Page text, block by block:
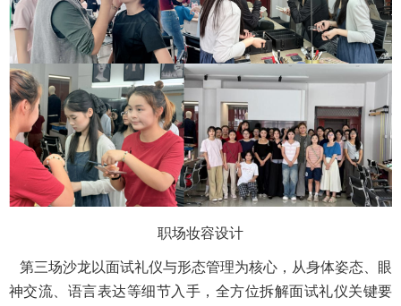
职场妆容设计
第三场沙龙以面试礼仪与形态管理为核心，从身体姿态、眼
神交流、语言表达等细节入手，全方位拆解面试礼仪关键要